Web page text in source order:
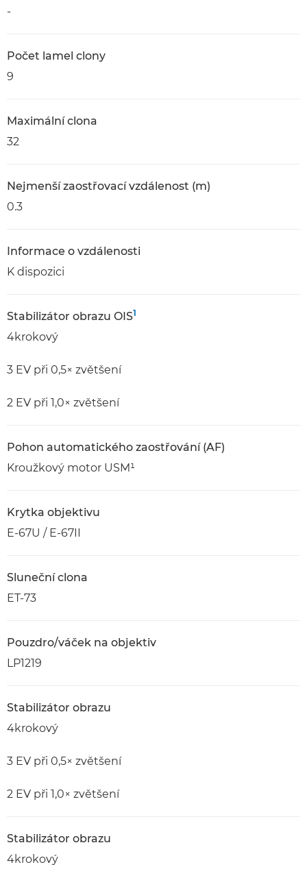
-
Počet lamel clony
9
Maximální clona
32
Nejmenší zaostřovací vzdálenost (m)
0.3
Informace o vzdálenosti
K dispozici
Stabilizátor obrazu OIS1
4krokový
3 EV při 0,5× zvětšení
2 EV při 1,0× zvětšení
Pohon automatického zaostřování (AF)
Kroužkový motor USM¹
Krytka objektivu
E-67U / E-67II
Sluneční clona
ET-73
Pouzdro/váček na objektiv
LP1219
Stabilizátor obrazu
4krokový
3 EV při 0,5× zvětšení
2 EV při 1,0× zvětšení
Stabilizátor obrazu
4krokový